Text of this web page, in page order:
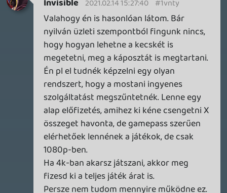
Invisible 2021.02.12 16:31:03 #1vnmg
Már sokan foglalkoztak a témával és sok jó
gondolatot hallottam azzal kapcsolatban,
hogy a streaming gaming platformok
melyike lehet életképes. Személy szerint
pont a google verzióját tartom a
legkevésbé annak. Az tök jó, hogy nem kell
egy drága vasat megvenned, ugyanakkor
kell, hogy legyen egy chromecast
eszközöd és nem árt egy kontrollert sem
beszerezni (ha előzőleg volt már valami
konzolod, akkor azért könnyebb, ha nem
akkor meg már inkább a dedikált irányítót
szerzel be úgy is). Ha nem 1080p-ben
akarsz játszani, akkor nyilván elő kell
fizetned. Plussz a játékok többségét teljes
áron tudod behúzni. (Tudom, vannak
akciók, de azért nem Steam szinten). Plusz
akkor ugye ott van az, hogy exkluzív